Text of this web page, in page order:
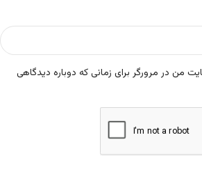
من در مرورگر برای زمانی که دوباره دیدگاهی